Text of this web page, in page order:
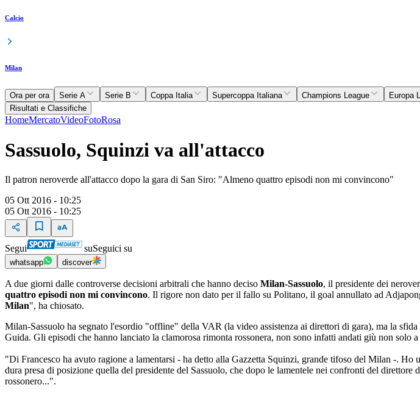
Calcio
Milan
Ora per ora Serie A Serie B Coppa Italia Supercoppa Italiana Champions League Europa
Risultati e Classifiche
HomeMercatoVideoFotoRosa
Sassuolo, Squinzi va all'attacco
Il patron neroverde all'attacco dopo la gara di San Siro: "Almeno quattro episodi non mi convincono"
05 Ott 2016 - 10:25
05 Ott 2016 - 10:25
Segui suSeguici su
whatsapp discover
A due giorni dalle controverse decisioni arbitrali che hanno deciso Milan-Sassuolo, il presidente dei
quattro episodi non mi convincono. Il rigore non dato per il fallo su Politano, il goal annullato ad
Milan", ha chiosato.
Milan-Sassuolo ha segnato l'esordio "offline" della VAR (la video assistenza ai direttori di gara), ma la
Guida. Gli episodi che hanno lanciato la clamorosa rimonta rossonera, non sono infatti andati giù non solo
"Di Francesco ha avuto ragione a lamentarsi - ha detto alla Gazzetta Squinzi, grande tifoso del Milan -.
dura presa di posizione quella del presidente del Sassuolo, che dopo le lamentele nei confronti del
rossonero...".